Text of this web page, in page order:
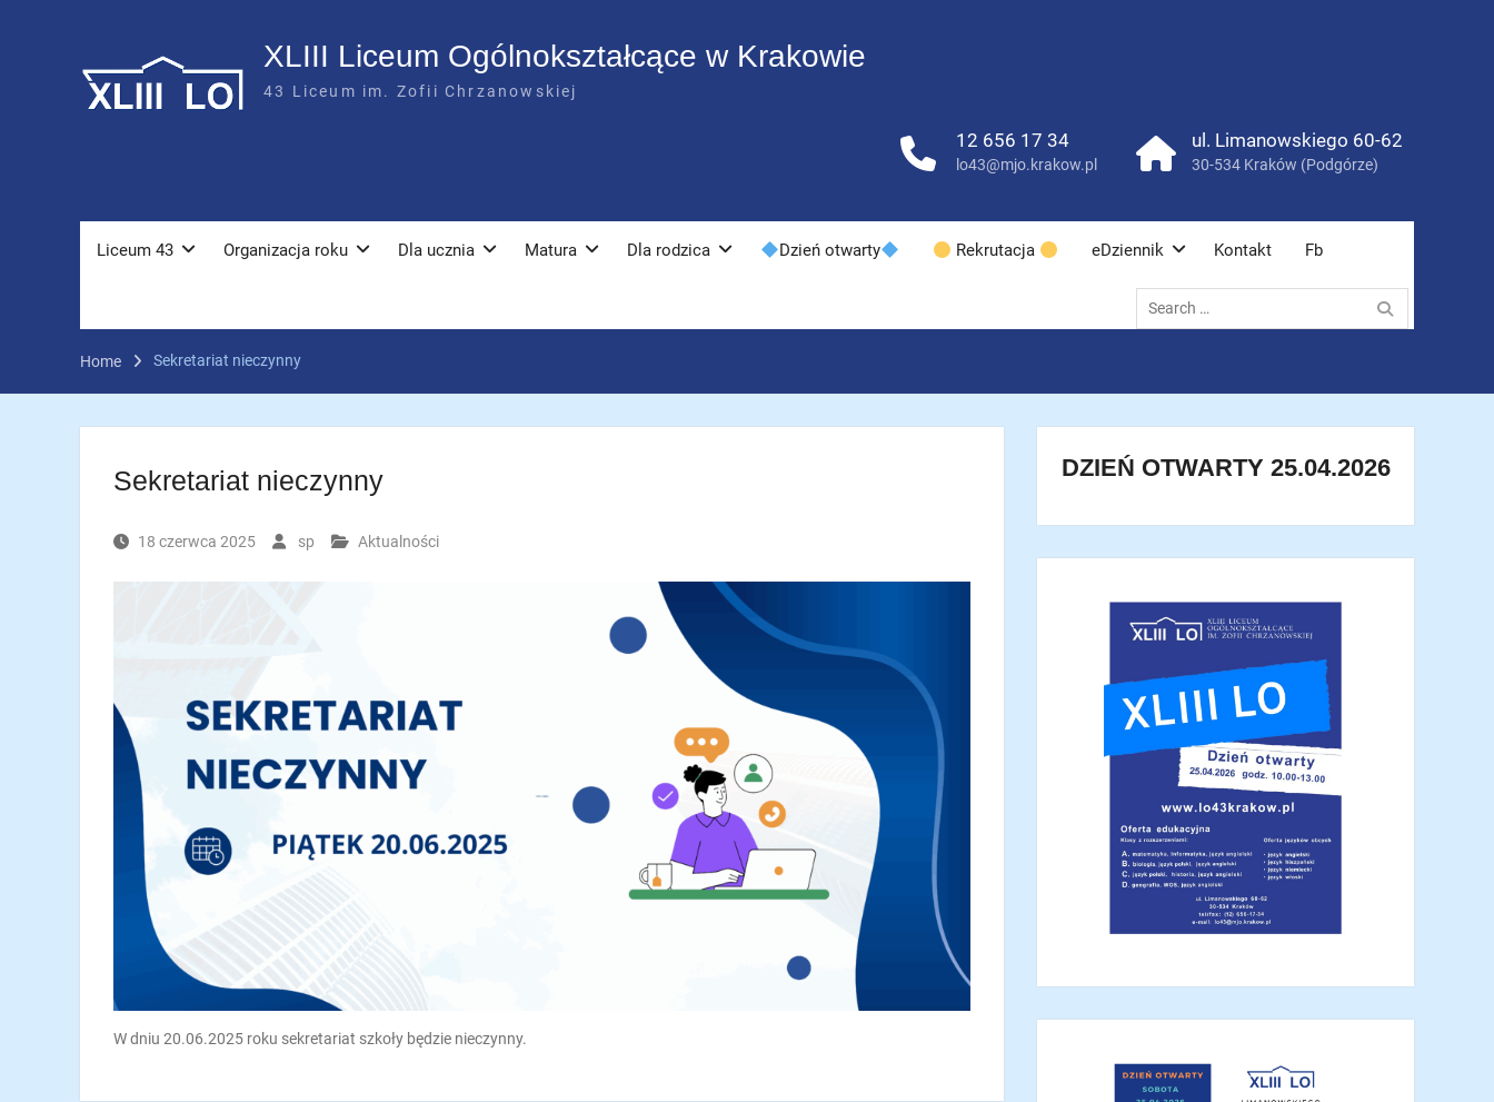
XLIII Liceum Ogólnokształcące w Krakowie
43 Liceum im. Zofii Chrzanowskiej
12 656 17 34
lo43@mjo.krakow.pl
ul. Limanowskiego 60-62
30-534 Kraków (Podgórze)
Liceum 43 Organizacja roku Dla ucznia Matura Dla rodzica Dzień otwarty Rekrutacja eDziennik Kontakt Fb
Search
for:
Home Sekretariat nieczynny
Sekretariat nieczynny
18 czerwca 2025 sp Aktualności
W dniu 20.06.2025 roku sekretariat szkoły będzie nieczynny.
DZIEŃ OTWARTY 25.04.2026